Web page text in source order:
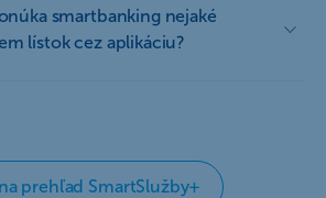
smartbanking nejaké
lístok cez aplikáciu?
prehľad SmartSlužby+